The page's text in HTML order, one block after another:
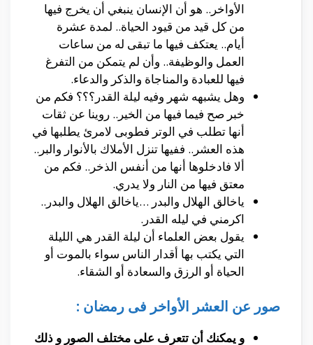
الأواخر.. هو أن الإنسان ينبغي أن يخرج فيها
من كل قيد من قيود الحياة.. لمدة عشرة
أيام.. يعتكف فيها ما تبقى له من ساعات
العمل والوظيفة.. وأن لم يتمكن من التفرغ
فيها للعبادة والمناجاة والذكر والدعاء.
وهل يشبهه شهر وفيه ليلة القدر؟؟؟ فكم من
خبر صح فيما فيها من الخير.. روينا عن ثقات
أنها تطلب في الوتر فطوبى لامرئ يطلبها في
هذه العشر.. ففيها تنزل الأملاك بالأنوار والبر..
ألا فادخلوها أنها من أنفس الذخر.. فكم من
معتق فيها من النار ولا يدري.
ياخالق الهلال والبدر …ياخالق الهلال والبدر..
اكرمني في ليله القدر.
يقول بعض العلماء أن ليلة القدر هي الليلة
التي يكتب بها أقدار الناس سواء بالموت أو
الحياة أو الرزق والسعادة أو الشقاء.
صور عن العشر الأواخر فى رمضان :
و يمكنك أن تتعرف على مختلف الصور و ذلك